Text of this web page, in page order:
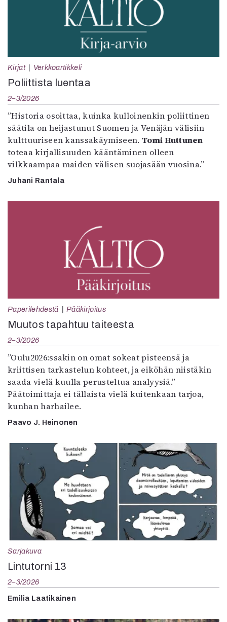
Kirjat Verkkoartikkeli
Poliittista luentaa
2–3/2026
”Historia osoittaa, kuinka kulloinenkin poliittinen
säätila on heijastunut Suomen ja Venäjän välisiin
kulttuuriseen kanssakäymiseen. Tomi Huttunen
toteaa kirjallisuuden kääntäminen olleen
vilkkaampaa maiden välisen suojasään vuosina.”
Juhani Rantala
Paperilehdestä Pääkirjoitus
Muutos tapahtuu taiteesta
2–3/2026
”Oulu2026:ssakin on omat sokeat pisteensä ja
kriittisen tarkastelun kohteet, ja eiköhän niistäkin
saada vielä kuulla perusteltua analyysiä.”
Päätoimittaja ei tällaista vielä kuitenkaan tarjoa,
kunhan harhailee.
Paavo J. Heinonen
Sarjakuva
Lintutorni 13
2–3/2026
Emilia Laatikainen